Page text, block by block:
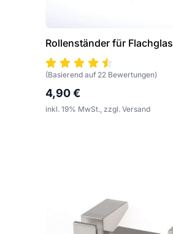
Rollenständer für Flachglas
(Basierend auf 22 Bewertungen)
4,90 €
inkl. 19% MwSt., zzgl. Versand